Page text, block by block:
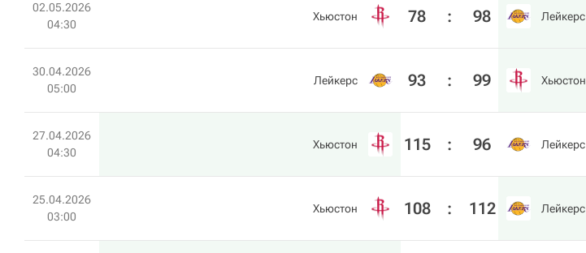
02.05.2026
04:30
Хьюстон 78 : 98 Лейкерс
30.04.2026
05:00
Лейкерс 93 : 99 Хьюстон
27.04.2026
04:30
Хьюстон 115 : 96 Лейкерс
25.04.2026
03:00
Хьюстон 108 : 112 Лейкерс